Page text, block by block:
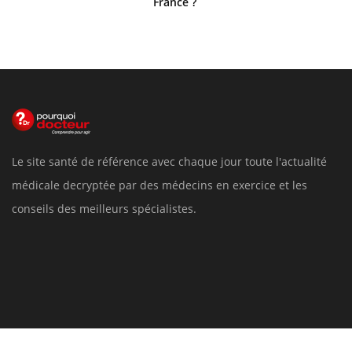
Le site santé de référence avec chaque jour toute l'actualité
médicale decryptée par des médecins en exercice et les
conseils des meilleurs spécialistes.